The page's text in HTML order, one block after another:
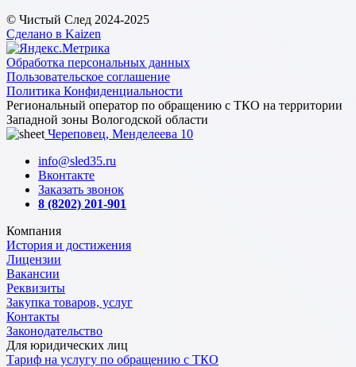
© Чистый След 2024-2025
Сделано в Kaizen
Обработка персональных данных
Пользовательское соглашение
Политика Конфиденциальности
Региональный оператор по обращению с ТКО на территории
Западной зоны Вологодской области
Череповец, Менделеева 10
info@sled35.ru
Вконтакте
Заказать звонок
8 (8202) 201-901
Компания
История и достижения
Лицензии
Вакансии
Реквизиты
Закупка товаров, услуг
Контакты
Законодательство
Для юридических лиц
Тариф на услугу по обращению с ТКО